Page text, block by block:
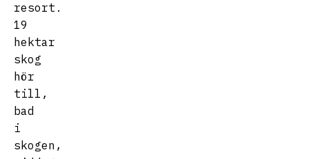
resort.
19
hektar
skog
hör
till,
bad
i
skogen,